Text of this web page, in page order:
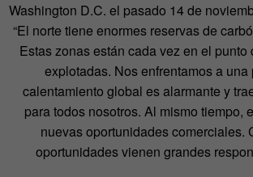
Washington D.C. el pasado 14 de
“El norte tiene enormes reservas de
Estas zonas están cada vez en el punto
explotadas. Nos enfrentamos a una
calentamiento global es alarmante y
para todos nosotros. Al mismo tiempo,
nuevas oportunidades comerciales.
oportunidades vienen grandes